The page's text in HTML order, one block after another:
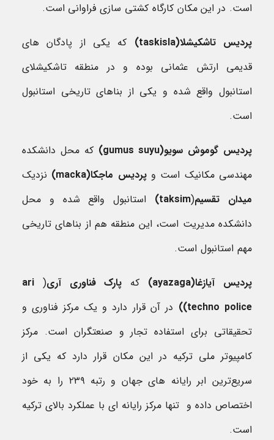
است. در این مکان کارگاه کشتی سازی فراوانی است.
پردیس تاشکیشلا(taskisla
) که یکی از پادگان های
قدیمی ارتش عثمانی بوده و در منطقه تاشکیشلای
استانبول واقع شده و یکی از بناهای تاریخی استانبول
است.
پردیس گوموش سویو(gumus suyu
) که محل دانشکده
مهندسی مکانیک است وپردیس ماجکا(macka
) نزدیک
میدان تقسیم(
taksim
) استانبول واقع شده و محل
دانشکده مدیریت است، این منطقه هم از بناهای تاریخی
مهم استانبول است.
پردیس آیازغا(ayazaga
) که پارک فناوری آری(
ari
techno police))
در آن قرار دارد و یک مرکز فناوری و
تحقیقاتی برای استفاده تجار و صنعتگران است. مرکز
کامپیوتر ملی ترکیه در این مکان قرار دارد که یکی از
سریع‌ترین ابر رایانه های جهان و رتبه ۲۳۹ را به خود
اختصاص داده و تنها مرکز رایانه ای با عملکرد بالای ترکیه
است.